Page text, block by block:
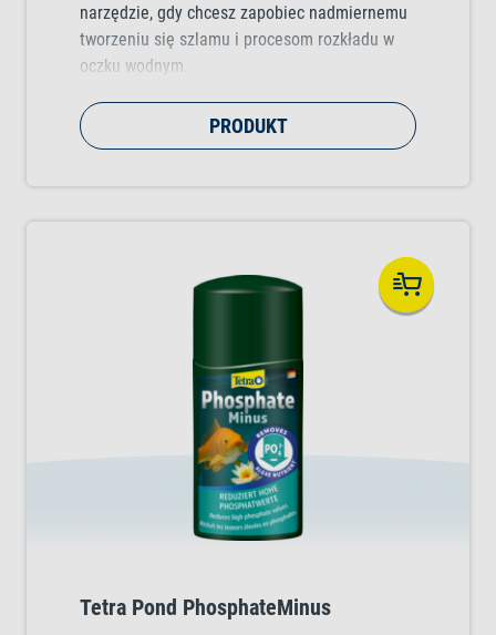
narzędzie, gdy chcesz zapobiec nadmiernemu
tworzeniu się szlamu i procesom rozkładu w
oczku wodnym.
PRODUKT
Tetra Pond PhosphateMinus